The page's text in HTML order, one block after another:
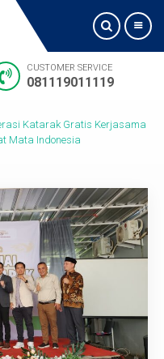
CUSTOMER SERVICE
081119011119
Katarak Gratis Kerjasama
Mata Indonesia